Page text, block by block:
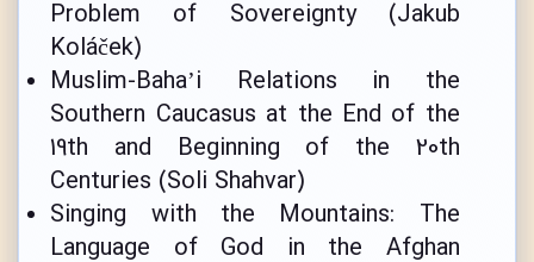
Problem of Sovereignty (Jakub
Koláček)
Muslim-Baha’i Relations in the
Southern Caucasus at the End of the
19th and Beginning of the 20th
Centuries (Soli Shahvar)
Singing with the Mountains: The
Language of God in the Afghan